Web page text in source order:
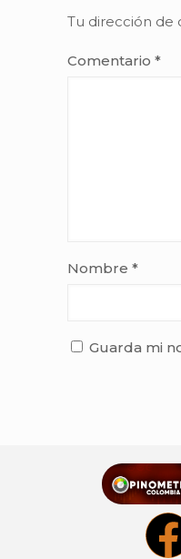
Tu dirección de
Comentario *
Nombre *
Guarda mi